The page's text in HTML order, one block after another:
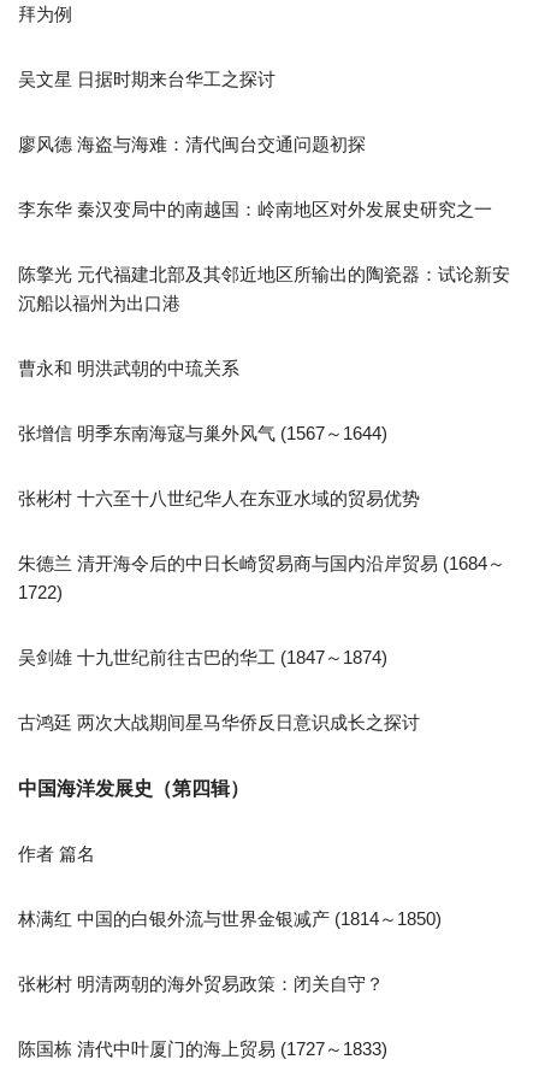
拜为例
吴文星 日据时期来台华工之探讨
廖风德 海盗与海难：清代闽台交通问题初探
李东华 秦汉变局中的南越国：岭南地区对外发展史研究之一
陈擎光 元代福建北部及其邻近地区所输出的陶瓷器：试论新安
沉船以福州为出口港
曹永和 明洪武朝的中琉关系
张增信 明季东南海寇与巢外风气 (1567～1644)
张彬村 十六至十八世纪华人在东亚水域的贸易优势
朱德兰 清开海令后的中日长崎贸易商与国内沿岸贸易 (1684～
1722)
吴剑雄 十九世纪前往古巴的华工 (1847～1874)
古鸿廷 两次大战期间星马华侨反日意识成长之探讨
中国海洋发展史（第四辑）
作者 篇名
林满红 中国的白银外流与世界金银减产 (1814～1850)
张彬村 明清两朝的海外贸易政策：闭关自守？
陈国栋 清代中叶厦门的海上贸易 (1727～1833)